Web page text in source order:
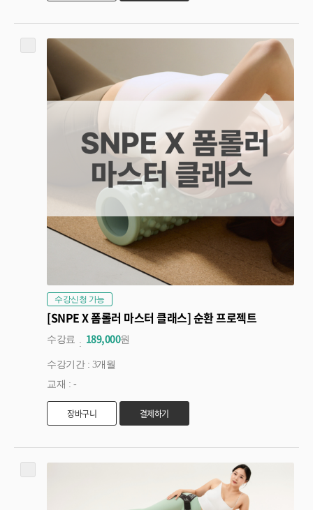
수강신청 가능
[SNPE X 폼롤러 마스터 클래스] 순환 프로젝트
수강료 189,000원
수강기간 : 3개월
교재 : -
장바구니 결제하기